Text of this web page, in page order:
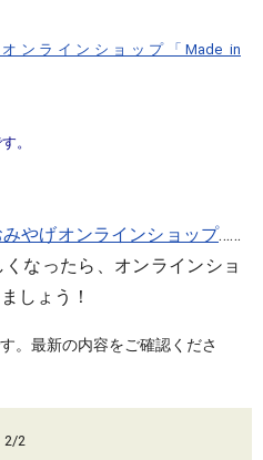
ンラインショップ「Made in
。
みやげオンラインショップ……
なったら、オンラインショ
しょう！
。最新の内容をご確認くださ
2/2